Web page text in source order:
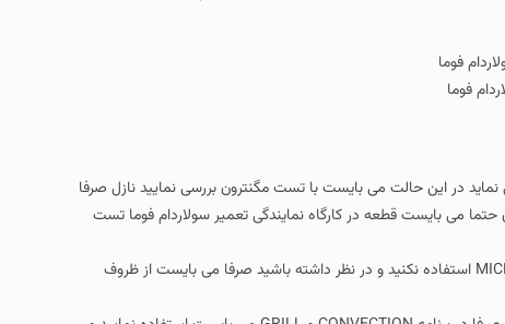
فوما
در این حالت می بایست با تست مگنترون بررسی نمایید نازل صرفا
می بایست قطعه در کارگاه نمایندگی تعمیر سولاردام فوما تست
استفاده از ظروف نامناسب ( از ظروف فلزی و دور طلایی در دستگاه و برنامه MICRO استفاده نکنید و در نظر داشته باشید صرفا می بایست از ظروف